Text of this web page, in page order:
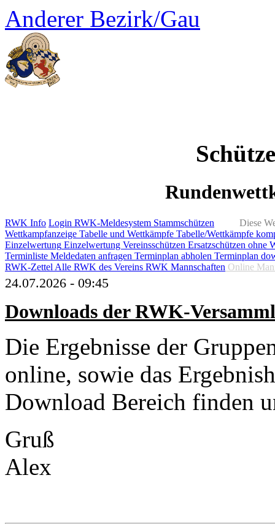
Anderer Bezirk/Gau
Diese
RWK Info Login RWK-Meldesystem Stammschützen
Wettkampfanzeige Tabelle und Wettkämpfe Tabelle/Wettkämpfe
Einzelwertung Einzelwertung Vereinsschützen Ersatzschützen ohne
Terminliste Meldedaten anfragen Terminplan abholen Terminplan
RWK-Zettel Alle RWK des Vereins RWK Mannschaften Online
24.07.2026 - 09:45
Downloads der RWK-
Die Ergebnisse der
online, sowie das
Download Bereich finden
Gruß
Alex